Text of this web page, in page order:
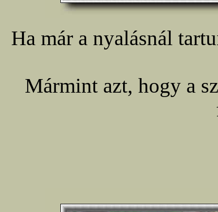
Ha már a nyalásnál
Mármint azt, hogy a